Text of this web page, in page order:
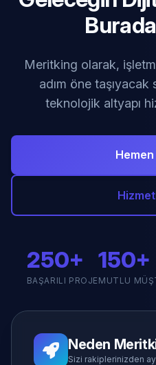
Meritking olarak,
adım öne
teknolojik altyapı
250+
BAŞARILI PROJE
150+
MUTLU
Neden
Sizi rakiplerinizden